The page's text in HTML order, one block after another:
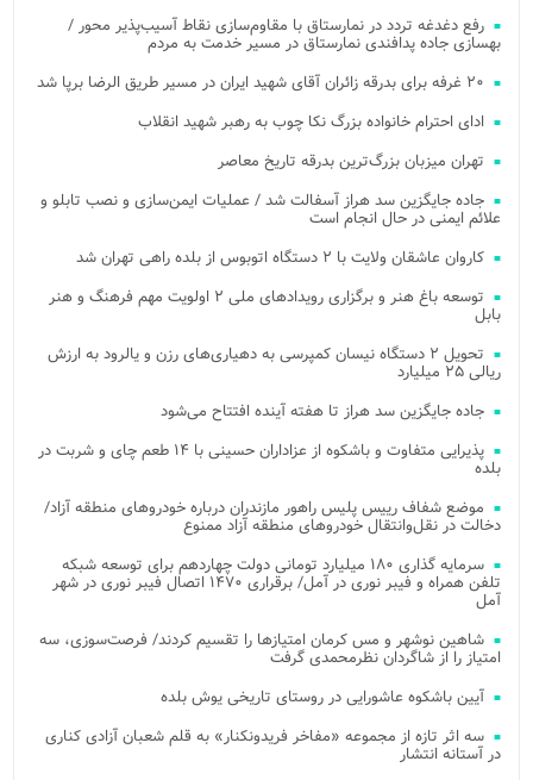
رفع دغدغه تردد در نمارستاق با مقاوم‌سازی نقاط آسیب‌پذیر محور /
بهسازی جاده پدافندی نمارستاق در مسیر خدمت به مردم
۲۰ غرفه برای بدرقه زائران آقای شهید ایران در مسیر طریق الرضا برپا شد
ادای احترام خانواده بزرگ نکا چوب به رهبر شهید انقلاب
تهران میزبان بزرگ‌ترین بدرقه تاریخ معاصر
جاده جایگزین سد هراز آسفالت شد / عملیات ایمن‌سازی و نصب تابلو و
علائم ایمنی در حال انجام است
کاروان عاشقان ولایت با ۲ دستگاه اتوبوس از بلده راهی تهران شد
توسعه باغ هنر و برگزاری رویدادهای ملی ۲ اولویت مهم فرهنگ و هنر
بابل
تحویل ۲ دستگاه نیسان کمپرسی به دهیاری‌های رزن و یالرود به ارزش
ریالی ۲۵ میلیارد
جاده جایگزین سد هراز تا هفته آینده افتتاح می‌شود
پذیرایی متفاوت و باشکوه از عزاداران حسینی با ۱۴ طعم چای و شربت در
بلده
موضع شفاف رییس پلیس راهور مازندران درباره خودروهای منطقه آزاد/
دخالت در نقل‌وانتقال خودروهای منطقه آزاد ممنوع
سرمایه گذاری ۱۸۰ میلیارد تومانی دولت چهاردهم برای توسعه شبکه
تلفن همراه و فیبر نوری در آمل/ برقراری ۱۴۷۰ اتصال فیبر نوری در شهر
آمل
شاهین نوشهر و مس کرمان امتیازها را تقسیم کردند/ فرصت‌سوزی، سه
امتیاز را از شاگردان نظرمحمدی گرفت
آیین باشکوه عاشورایی در روستای تاریخی یوش بلده
سه اثر تازه از مجموعه «مفاخر فریدونکنار» به قلم شعبان آزادی کناری
در آستانه انتشار